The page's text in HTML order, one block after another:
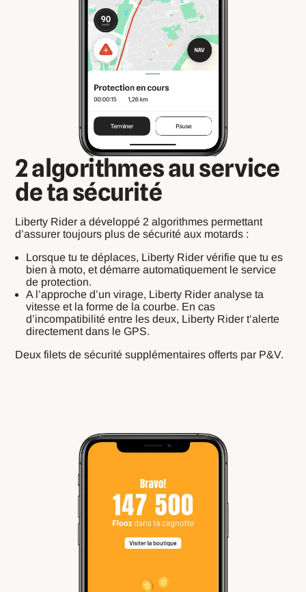
2 algorithmes au service
de ta sécurité
Liberty Rider a développé 2 algorithmes permettant
d’assurer toujours plus de sécurité aux motards :
Lorsque tu te déplaces, Liberty Rider vérifie que tu es
bien à moto, et démarre automatiquement le service
de protection.
A l’approche d’un virage, Liberty Rider analyse ta
vitesse et la forme de la courbe. En cas
d’incompatibilité entre les deux, Liberty Rider t’alerte
directement dans le GPS.
Deux filets de sécurité supplémentaires offerts par P&V.